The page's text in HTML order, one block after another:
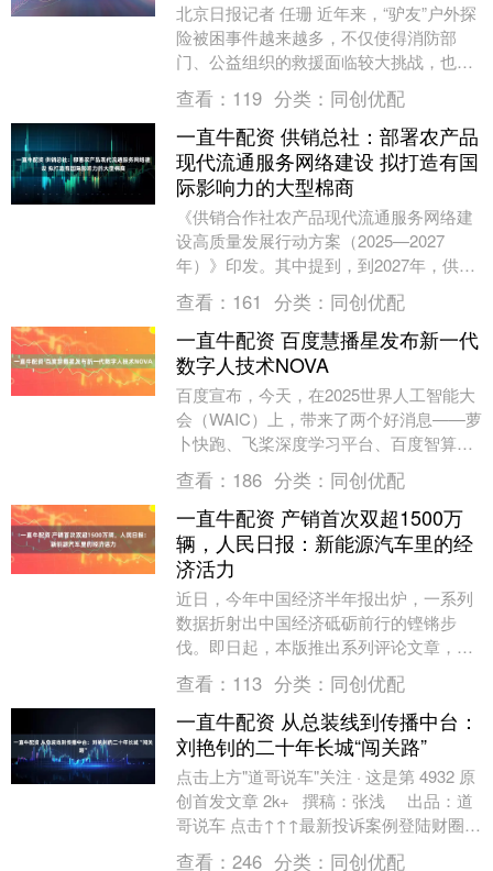
北京日报记者 任珊 近年来，“驴友”户外探
险被困事件越来越多，不仅使得消防部
门、公益组织的救援面临较大挑战，也一
定程度上造成公共资源的消耗。救援支出
的费用，“驴....
查看： 119 分类： 同创优配
一直牛配资 供销总社：部署农产品
现代流通服务网络建设 拟打造有国
际影响力的大型棉商
《供销合作社农产品现代流通服务网络建
设高质量发展行动方案（2025—2027
年）》印发。其中提到，到2027年，供销
合作社农产品销售能力持续增强，冷链物
流支撑保....
查看： 161 分类： 同创优配
一直牛配资 百度慧播星发布新一代
数字人技术NOVA
百度宣布，今天，在2025世界人工智能大
会（WAIC）上，带来了两个好消息——萝
卜快跑、飞桨深度学习平台、百度智算集
群入选中国人工智能产业创新成果展。同
日，百度....
查看： 186 分类： 同创优配
一直牛配资 产销首次双超1500万
辆，人民日报：新能源汽车里的经
济活力
近日，今年中国经济半年报出炉，一系列
数据折射出中国经济砥砺前行的铿锵步
伐。即日起，本版推出系列评论文章，从
可感可及的行业数据出发，以深入挖掘点
上的纵深来展现中国....
查看： 113 分类： 同创优配
一直牛配资 从总装线到传播中台：
刘艳钊的二十年长城“闯关路”
点击上方"道哥说车"关注 · 这是第 4932 原
创首发文章 2k+ 撰稿：张浅 出品：道
哥说车 点击↑↑↑最新投诉案例登陆财圈社
「汽车质量」小程序....
查看： 246 分类： 同创优配